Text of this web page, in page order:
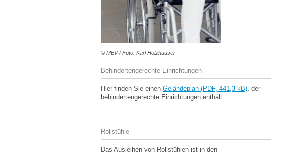
© MEV / Foto: Karl Holzhauser
Behindertengerechte Einrichtungen
Hier finden Sie einen Geländeplan (PDF, 441,3 kB), der
behindertengerechte Einrichtungen enthält.
Rollstühle
Das Ausleihen von Rollstühlen ist in den